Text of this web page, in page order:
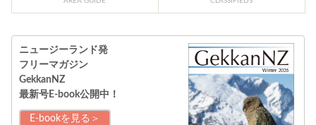
ニュージーランド発
フリーマガジン
GekkanNZ
最新号E-book公開中！
E-bookを見る＞